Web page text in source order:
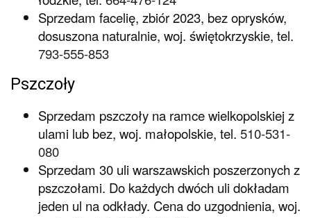
Sprzedam facelię, zbiór 2023, bez oprysków,
dosuszona naturalnie, woj. świętokrzyskie, tel.
793-555-853
Pszczoły
Sprzedam pszczoły na ramce wielkopolskiej z
ulami lub bez, woj. małopolskie, tel. 510-531-
080
Sprzedam 30 uli warszawskich poszerzonych z
pszczołami. Do każdych dwóch uli dokładam
jeden ul na odkłady. Cena do uzgodnienia, woj.